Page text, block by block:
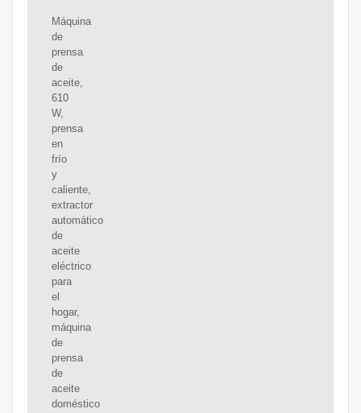
Máquina
de
prensa
de
aceite,
610
W,
prensa
en
frío
y
caliente,
extractor
automático
de
aceite
eléctrico
para
el
hogar,
máquina
de
prensa
de
aceite
doméstico